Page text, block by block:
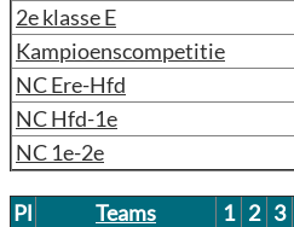
2e klasse E
Kampioenscompetitie
NC Ere-Hfd
NC Hfd-1e
NC 1e-2e
Pl Teams 1 2 3